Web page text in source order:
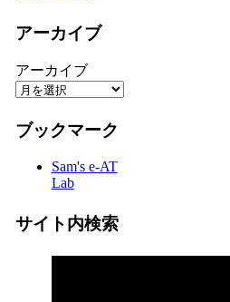
アーカイブ
アーカイブ
ブックマーク
Sam's e-AT
Lab
サイト内検索